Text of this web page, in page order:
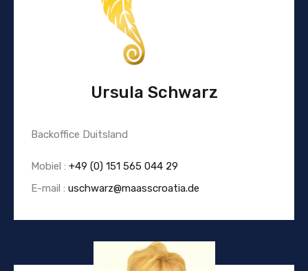
Ursula Schwarz
Backoffice Duitsland
Mobiel : +49 (0) 151 565 044 29
E-mail : uschwarz@maasscroatia.de